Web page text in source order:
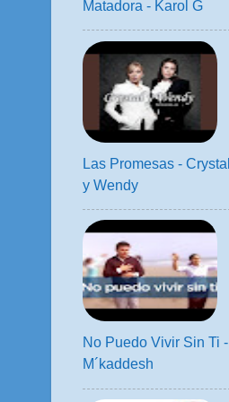
Matadora - Karol G
Las Promesas - Crystal
y Wendy
No Puedo Vivir Sin Ti -
M´kaddesh